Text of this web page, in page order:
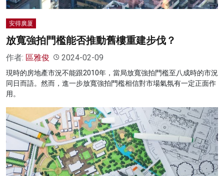
安得廣厦
放寬強拍門檻能否推動舊樓重建步伐？
作者: 區雅俊 2024-02-09
現時的房地產市況不能跟2010年，當局放寬強拍門檻至八成時的市況
同日而語。然而，進一步放寬強拍門檻相信對市場氣氛有一定正面作
用。